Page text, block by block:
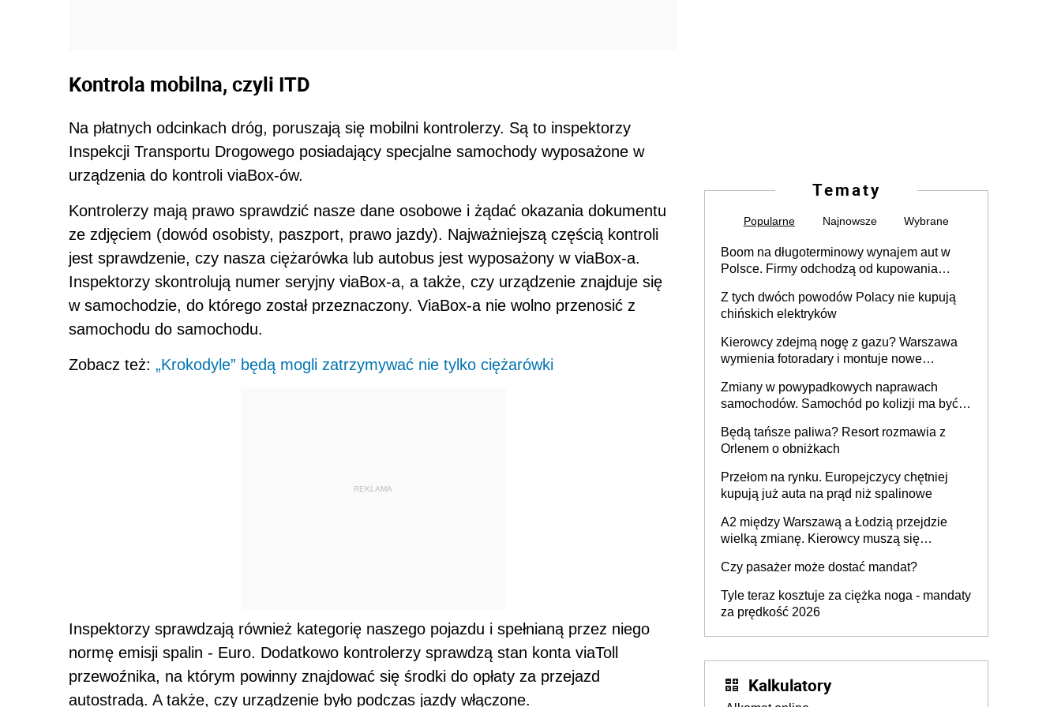
Kontrola mobilna, czyli ITD
Na płatnych odcinkach dróg, poruszają się mobilni kontrolerzy. Są to inspektorzy
Inspekcji Transportu Drogowego posiadający specjalne samochody wyposażone w
urządzenia do kontroli viaBox-ów.
Kontrolerzy mają prawo sprawdzić nasze dane osobowe i żądać okazania dokumentu
ze zdjęciem (dowód osobisty, paszport, prawo jazdy). Najważniejszą częścią kontroli
jest sprawdzenie, czy nasza ciężarówka lub autobus jest wyposażony w viaBox-a.
Inspektorzy skontrolują numer seryjny viaBox-a, a także, czy urządzenie znajduje się
w samochodzie, do którego został przeznaczony. ViaBox-a nie wolno przenosić z
samochodu do samochodu.
Zobacz też: „Krokodyle” będą mogli zatrzymywać nie tylko ciężarówki
REKLAMA
Inspektorzy sprawdzają również kategorię naszego pojazdu i spełnianą przez niego
normę emisji spalin - Euro. Dodatkowo kontrolerzy sprawdzą stan konta viaToll
przewoźnika, na którym powinny znajdować się środki do opłaty za przejazd
autostradą. A także, czy urządzenie było podczas jazdy włączone.
Tematy
Popularne Najnowsze Wybrane
Boom na długoterminowy wynajem aut w
Polsce. Firmy odchodzą od kupowania
Z tych dwóch powodów Polacy nie kupują
chińskich elektryków
Kierowcy zdejmą nogę z gazu? Warszawa
wymienia fotoradary i montuje nowe
Zmiany w powypadkowych naprawach
samochodów. Samochód po kolizji ma być
technologią producenta
Będą tańsze paliwa? Resort rozmawia z
Orlenem o obniżkach
Przełom na rynku. Europejczycy chętniej
kupują już auta na prąd niż spalinowe
A2 między Warszawą a Łodzią przejdzie
wielką zmianę. Kierowcy muszą się
Czy pasażer może dostać mandat?
Tyle teraz kosztuje za ciężka noga - mandaty
za prędkość 2026
Kalkulatory